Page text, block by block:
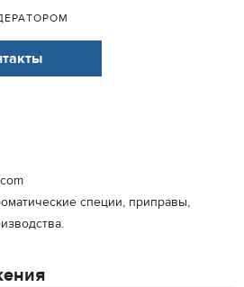
специи, приправы,